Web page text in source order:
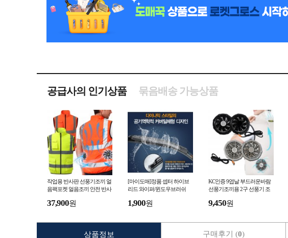
공급사의 인기상품 묶음배송 가능상품
작업용 반사판 선풍기조끼 얼
음팩포켓 얼음조끼 안전 반사
야외작업 현장 작업
37,900원
[마이도매]정품 셉터 하이브
리드 와이퍼/윈도우브러쉬
1,900원
KC인증 9엽날 부드러운바람
선풍기조끼용 2구 선풍기 조
9,450원
상품정보 구매후기 (0)